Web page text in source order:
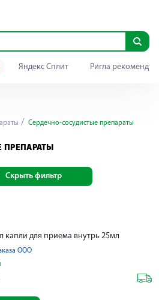
Яндекс Сплит Ригла
Сердечно-сосудистые препараты
ПРЕПАРАТЫ
Скрыть фильтр
капли для приема внутрь 25мл
ООО